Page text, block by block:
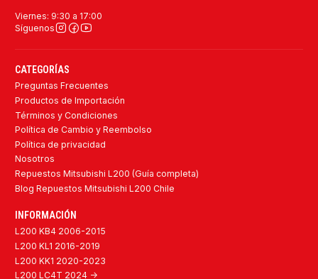
Viernes: 9:30 a 17:00
Síguenos
CATEGORÍAS
Preguntas Frecuentes
Productos de Importación
Términos y Condiciones
Política de Cambio y Reembolso
Política de privacidad
Nosotros
Repuestos Mitsubishi L200 (Guía completa)
Blog Repuestos Mitsubishi L200 Chile
INFORMACIÓN
L200 KB4 2006-2015
L200 KL1 2016-2019
L200 KK1 2020-2023
L200 LC4T 2024 ->